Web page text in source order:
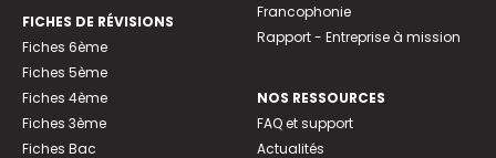
FICHES DE RÉVISIONS
Fiches 6ème
Fiches 5ème
Fiches 4ème
Fiches 3ème
Fiches Bac
Francophonie
Rapport - Entreprise à mission
NOS RESSOURCES
FAQ et support
Actualités